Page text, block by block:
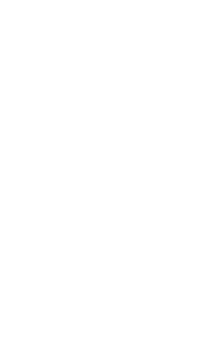
einem klaren Prozess,
Ort:
den Umfang. Was
Wo liegt Sondermüll?
wir jeden einzeln.